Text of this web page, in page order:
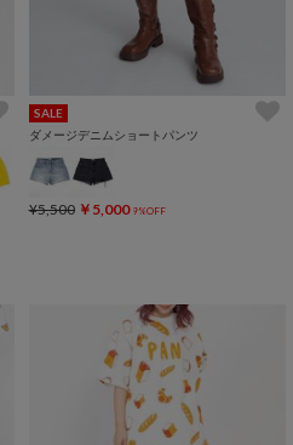
SALE
ダメージデニムショートパンツ
¥5,500 ￥5,000 9%OFF